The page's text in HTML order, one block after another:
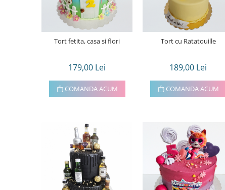
Tort fetita, casa si flori
179,00 Lei
COMANDA ACUM
Tort cu Ratatouille
189,00 Lei
COMANDA ACUM